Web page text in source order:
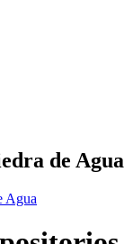
de Agua
Agua